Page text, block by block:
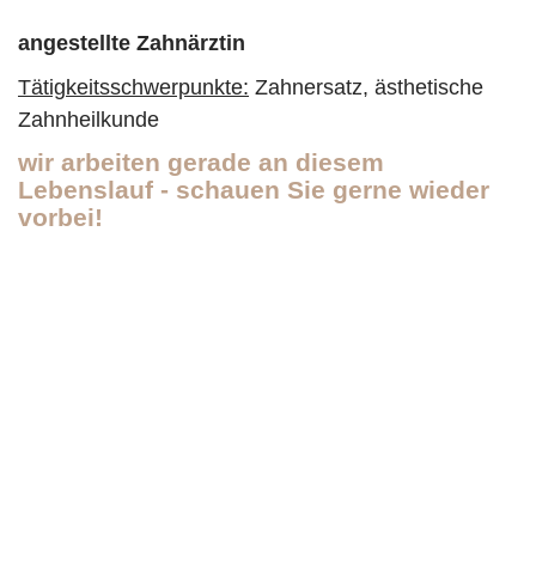
angestellte Zahnärztin
Tätigkeitsschwerpunkte: Zahnersatz, ästhetische
Zahnheilkunde
wir arbeiten gerade an diesem
Lebenslauf - schauen Sie gerne wieder
vorbei!